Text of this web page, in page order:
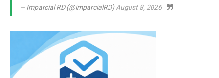
— Imparcial RD (@imparcialRD)August 8, 2026